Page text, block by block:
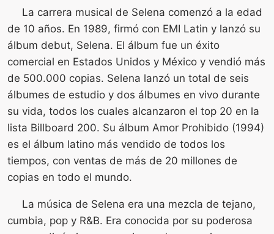
La carrera musical de Selena comenzó a la edad
de 10 años. En 1989, firmó con EMI Latin y lanzó su
álbum debut, Selena. El álbum fue un éxito
comercial en Estados Unidos y México y vendió más
de 500.000 copias. Selena lanzó un total de seis
álbumes de estudio y dos álbumes en vivo durante
su vida, todos los cuales alcanzaron el top 20 en la
lista Billboard 200. Su álbum Amor Prohibido (1994)
es el álbum latino más vendido de todos los
tiempos, con ventas de más de 20 millones de
copias en todo el mundo.
La música de Selena era una mezcla de tejano,
cumbia, pop y R&B. Era conocida por su poderosa